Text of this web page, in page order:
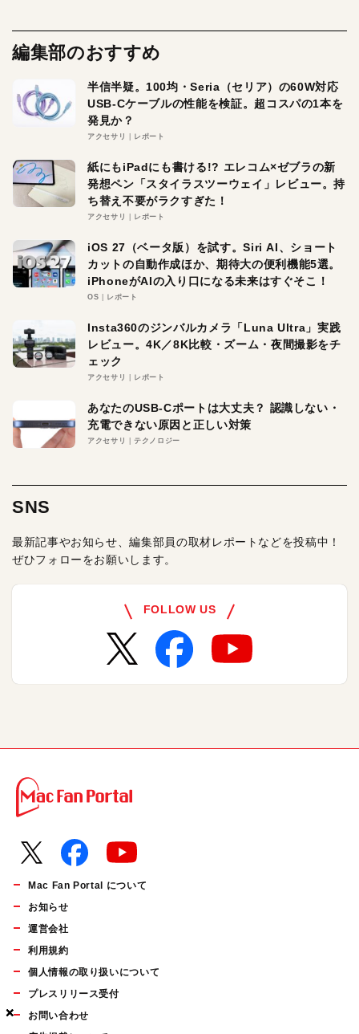
×
×
×
編集部のおすすめ
半信半疑。100均・Seria（セリア）の60W対応
USB-Cケーブルの性能を検証。超コスパの1本を
発見か？
アクセサリ レポート
紙にもiPadにも書ける!? エレコム×ゼブラの新
発想ペン「スタイラスツーウェイ」レビュー。持
ち替え不要がラクすぎた！
アクセサリ レポート
iOS 27（ベータ版）を試す。Siri AI、ショート
カットの自動作成ほか、期待大の便利機能5選。
iPhoneがAIの入り口になる未来はすぐそこ！
OS レポート
Insta360のジンバルカメラ「Luna Ultra」実践
レビュー。4K／8K比較・ズーム・夜間撮影をチ
ェック
アクセサリ レポート
あなたのUSB-Cポートは大丈夫？ 認識しない・
充電できない原因と正しい対策
アクセサリ テクノロジー
SNS
最新記事やお知らせ、編集部員の取材レポートなどを投稿中！
ぜひフォローをお願いします。
FOLLOW US
Mac Fan Portal について
お知らせ
運営会社
利用規約
個人情報の取り扱いについて
プレスリリース受付
お問い合わせ